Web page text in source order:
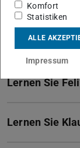
TU-
Lernen Sie
Lernen Sie
Komfort
Statistiken
ALLE
Impressum